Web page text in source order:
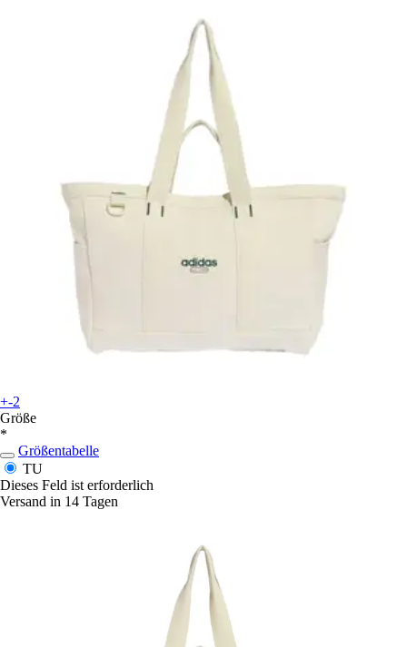
+-2
Größe
*
Größentabelle
TU
Dieses Feld ist erforderlich
Versand in 14 Tagen